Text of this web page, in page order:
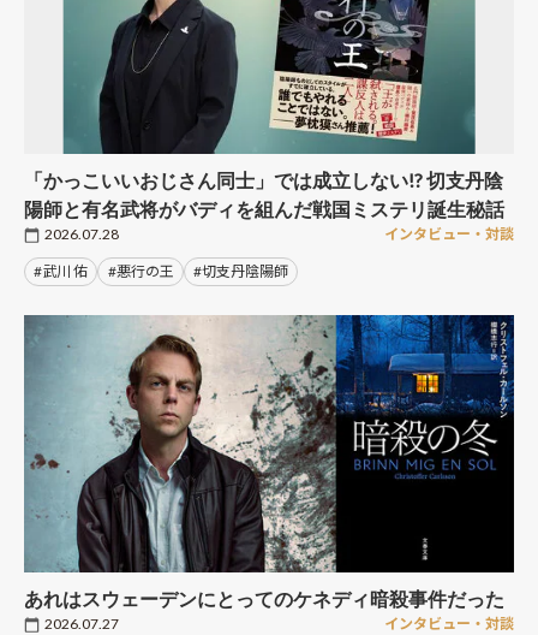
「かっこいいおじさん同士」では成立しない!? 切支丹陰
陽師と有名武将がバディを組んだ戦国ミステリ誕生秘話
2026.07.28 インタビュー・対談
#武川 佑 #悪行の王 #切支丹陰陽師
あれはスウェーデンにとってのケネディ暗殺事件だった
2026.07.27 インタビュー・対談